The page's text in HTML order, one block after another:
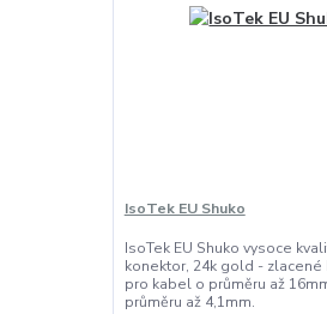
IsoTek EU Shuko
IsoTek EU Shuko vysoce
konektor, 24k gold - zlacené
pro kabel o průměru až
průměru až 4,1mm.